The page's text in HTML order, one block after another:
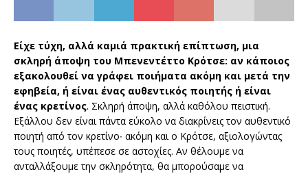
Είχε τύχη, αλλά καμιά πρακτική επίπτωση, μια
σκληρή άποψη του Μπενεντέττο Κρότσε: αν κάποιος
εξακολουθεί να γράφει ποιήματα ακόμη και μετά την
εφηβεία, ή είναι ένας αυθεντικός ποιητής ή είναι
ένας κρετίνος. Σκληρή άποψη, αλλά καθόλου πειστική.
Εξάλλου δεν είναι πάντα εύκολο να διακρίνεις τον αυθεντικό
ποιητή από τον κρετίνο∙ ακόμη και ο Κρότσε, αξιολογώντας
τους ποιητές, υπέπεσε σε αστοχίες. Αν θέλουμε να
ανταλλάξουμε την σκληρότητα, θα μπορούσαμε να